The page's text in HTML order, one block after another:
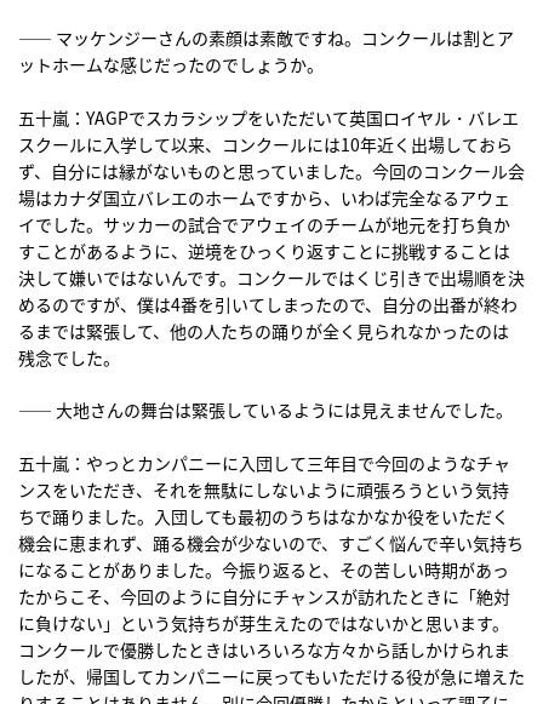
―― マッケンジーさんの素顔は素敵ですね。コンクールは割とア
ットホームな感じだったのでしょうか。
五十嵐：YAGPでスカラシップをいただいて英国ロイヤル・バレエ
スクールに入学して以来、コンクールには10年近く出場しておら
ず、自分には縁がないものと思っていました。今回のコンクール会
場はカナダ国立バレエのホームですから、いわば完全なるアウェ
イでした。サッカーの試合でアウェイのチームが地元を打ち負か
すことがあるように、逆境をひっくり返すことに挑戦することは
決して嫌いではないんです。コンクールではくじ引きで出場順を決
めるのですが、僕は4番を引いてしまったので、自分の出番が終わ
るまでは緊張して、他の人たちの踊りが全く見られなかったのは
残念でした。
―― 大地さんの舞台は緊張しているようには見えませんでした。
五十嵐：やっとカンパニーに入団して三年目で今回のようなチャ
ンスをいただき、それを無駄にしないように頑張ろうという気持
ちで踊りました。入団しても最初のうちはなかなか役をいただく
機会に恵まれず、踊る機会が少ないので、すごく悩んで辛い気持ち
になることがありました。今振り返ると、その苦しい時期があっ
たからこそ、今回のように自分にチャンスが訪れたときに「絶対
に負けない」という気持ちが芽生えたのではないかと思います。
コンクールで優勝したときはいろいろな方々から話しかけられま
したが、帰国してカンパニーに戻ってもいただける役が急に増えた